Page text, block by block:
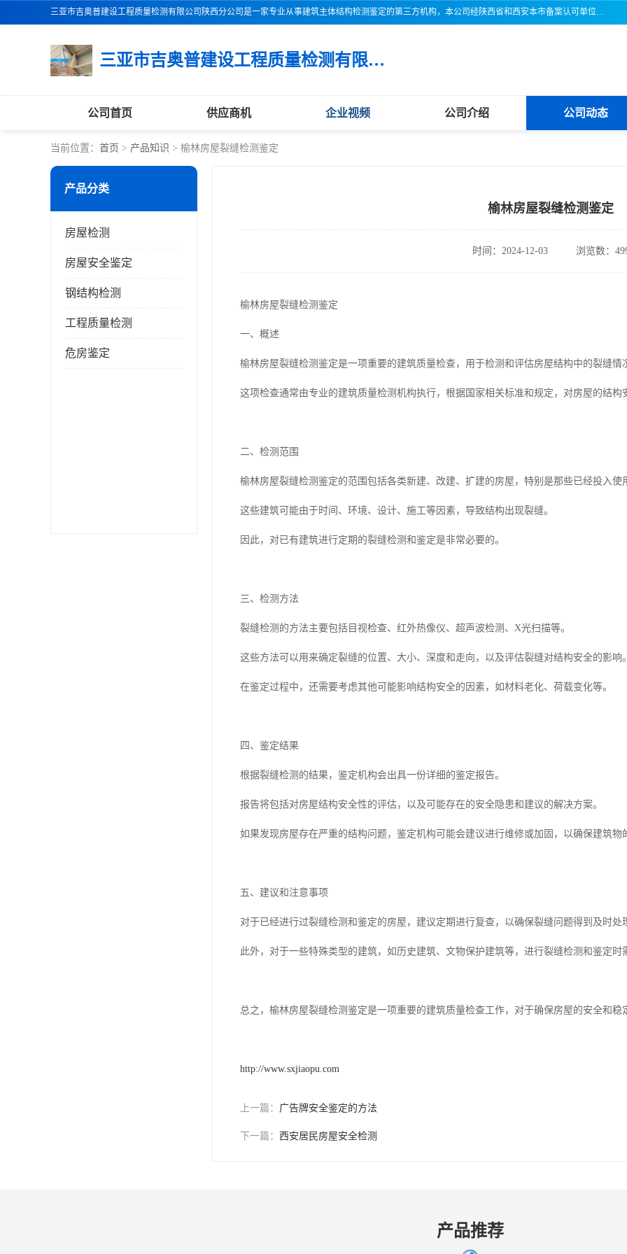
三亚市吉奥普建设工程质量检测有限公司陕西分公司是一家专业从事建筑主体结构检测鉴定的第三方机构，本公司经陕西省和西安本市备案认可单位，公司各项检测仪器设备齐全，检测人员经过严格训练，熟练掌握各项仪器设备的操作及维护工作，检测人员全部取得了资格证书，以保证质量管理体系的有效运行， 保证检测工作的公正性、科学性和准确性，更好地为社会服务。
三亚市吉奥普建设工程质量检测有限公司陕西分公司
公司首页 供应商机 企业视频 公司介绍 公司动态
当前位置： 首页 > 产品知识 > 榆林房屋裂缝检测鉴定
产品分类
房屋检测
房屋安全鉴定
钢结构检测
工程质量检测
危房鉴定
榆林房屋裂缝检测鉴定
时间：2024-12-03 浏览数：
榆林房屋裂缝检测鉴定
一、概述
榆林房屋裂缝检测鉴定是一项重要的建筑质量检查，用于检测和评估房屋结构中的裂缝情
这项检查通常由专业的建筑质量检测机构执行，根据国家相关标准和规定，对房屋的结构
二、检测范围
榆林房屋裂缝检测鉴定的范围包括各类新建、改建、扩建的房屋，特别是那些已经投入使
这些建筑可能由于时间、环境、设计、施工等因素，导致结构出现裂缝。
因此，对已有建筑进行定期的裂缝检测和鉴定是非常必要的。
三、检测方法
裂缝检测的方法主要包括目视检查、红外热像仪、超声波检测、X光扫描等。
这些方法可以用来确定裂缝的位置、大小、深度和走向，以及评估裂缝对结构安全的影响。
在鉴定过程中，还需要考虑其他可能影响结构安全的因素，如材料老化、荷载变化等。
四、鉴定结果
根据裂缝检测的结果，鉴定机构会出具一份详细的鉴定报告。
报告将包括对房屋结构安全性的评估，以及可能存在的安全隐患和建议的解决方案。
如果发现房屋存在严重的结构问题，鉴定机构可能会建议进行维修或加固，以确保建筑物
五、建议和注意事项
对于已经进行过裂缝检测和鉴定的房屋，建议定期进行复查，以确保裂缝问题得到及时处
此外，对于一些特殊类型的建筑，如历史建筑、文物保护建筑等，进行裂缝检测和鉴定时
总之，榆林房屋裂缝检测鉴定是一项重要的建筑质量检查工作，对于确保房屋的安全和稳
http://www.sxjiaopu.com
上一篇： 广告牌安全鉴定的方法
下一篇： 西安居民房屋安全检测
产品推荐